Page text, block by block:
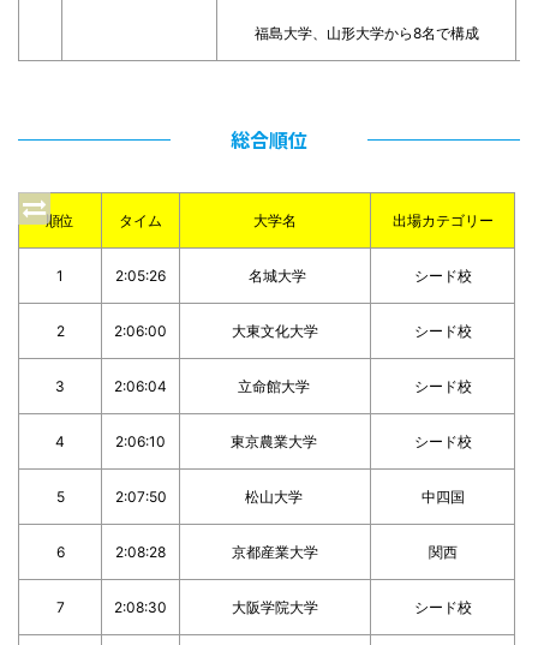
福島大学、山形大学から8名で構成
総合順位
順位 タイム 大学名 出場カテゴリー
1 2:05:26 名城大学 シード校
2 2:06:00 大東文化大学 シード校
3 2:06:04 立命館大学 シード校
4 2:06:10 東京農業大学 シード校
5 2:07:50 松山大学 中四国
6 2:08:28 京都産業大学 関西
7 2:08:30 大阪学院大学 シード校